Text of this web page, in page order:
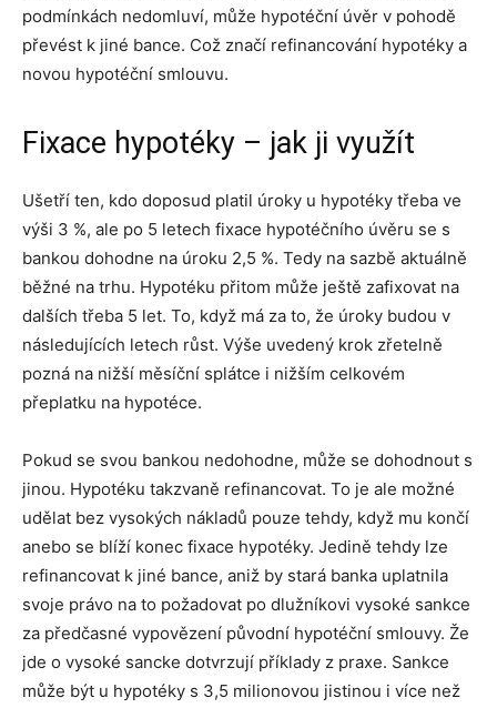
podmínkách nedomluví, může hypotéční úvěr v pohodě
převést k jiné bance. Což značí refinancování hypotéky a
novou hypotéční smlouvu.
Fixace hypotéky – jak ji využít
Ušetří ten, kdo doposud platil úroky u hypotéky třeba ve
výši 3 %, ale po 5 letech fixace hypotéčního úvěru se s
bankou dohodne na úroku 2,5 %. Tedy na sazbě aktuálně
běžné na trhu. Hypotéku přitom může ještě zafixovat na
dalších třeba 5 let. To, když má za to, že úroky budou v
následujících letech růst. Výše uvedený krok zřetelně
pozná na nižší měsíční splátce i nižším celkovém
přeplatku na hypotéce.
Pokud se svou bankou nedohodne, může se dohodnout s
jinou. Hypotéku takzvaně refinancovat. To je ale možné
udělat bez vysokých nákladů pouze tehdy, když mu končí
anebo se blíží konec fixace hypotéky. Jedině tehdy lze
refinancovat k jiné bance, aniž by stará banka uplatnila
svoje právo na to požadovat po dlužníkovi vysoké sankce
za předčasné vypovězení původní hypotéční smlouvy. Že
jde o vysoké sancke dotvrzují příklady z praxe. Sankce
může být u hypotéky s 3,5 milionovou jistinou i více než